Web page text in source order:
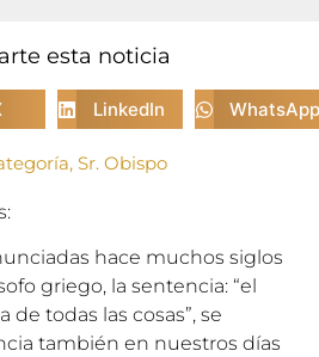
esta noticia
LinkedIn WhatsApp
, Sr. Obispo
hace muchos siglos
griego, la sentencia: “el
todas las cosas”, se
también en nuestros días